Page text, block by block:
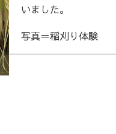
いました。
写真＝稲刈り体験